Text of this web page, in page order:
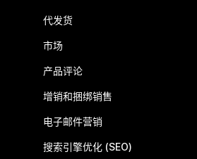
代发货
市场
产品评论
增销和捆绑销售
电子邮件营销
搜索引擎优化 (SEO)